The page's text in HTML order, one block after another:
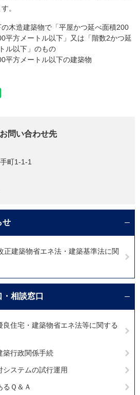
。
木造建築物で「平屋かつ延べ面積200
平方メートル以下」又は「階数2かつ延
ル以下」のもの
平方メートル以下の建築物
問い合わせ先
町1-1-1
せ
正建築物省エネ法・建築基準法に関
相談窓口
住宅・建築物省エネ法等に関する
築行政関係手続
ステムの試行運用
Ｑ＆Ａ